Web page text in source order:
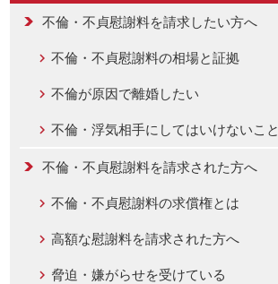
不倫・不貞慰謝料を請求したい方へ
不倫・不貞慰謝料の相場と証拠
不倫が原因で離婚したい
不倫・浮気相手にしてはいけないこと
不倫・不貞慰謝料を請求された方へ
不倫・不貞慰謝料の求償権とは
高額な慰謝料を請求された方へ
脅迫・嫌がらせを受けている